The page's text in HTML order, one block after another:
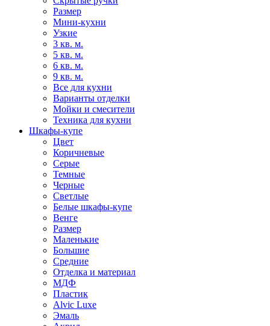
Размер
Мини-кухни
Узкие
3 кв. м.
5 кв. м.
6 кв. м.
9 кв. м.
Все для кухни
Варианты отделки
Мойки и смесители
Техника для кухни
Шкафы-купе
Цвет
Коричневые
Серые
Темные
Черные
Светлые
Белые шкафы-купе
Венге
Размер
Маленькие
Большие
Средние
Отделка и материал
МДФ
Пластик
Alvic Luxe
Эмаль